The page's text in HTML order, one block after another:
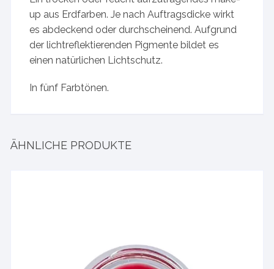
up aus Erdfarben. Je nach Auftragsdicke wirkt
es abdeckend oder durchscheinend. Aufgrund
der lichtreflektierenden Pigmente bildet es
einen natürlichen Lichtschutz.
In fünf Farbtönen.
ÄHNLICHE PRODUKTE